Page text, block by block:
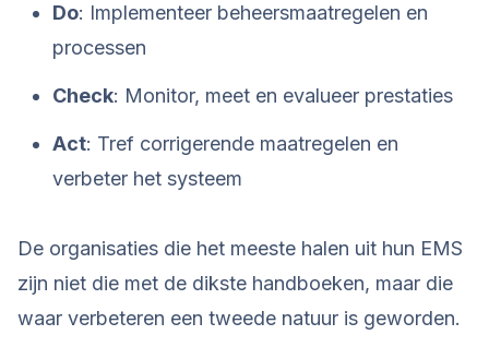
Do: Implementeer beheersmaatregelen en
processen
Check: Monitor, meet en evalueer prestaties
Act: Tref corrigerende maatregelen en
verbeter het systeem
De organisaties die het meeste halen uit hun EMS
zijn niet die met de dikste handboeken, maar die
waar verbeteren een tweede natuur is geworden.